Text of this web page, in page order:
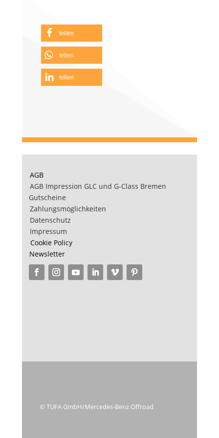
teilen
teilen
teilen
AGB
AGB Impression GLC und G-Class Bremen
Gutscheine
Zahlungsmöglichkeiten
Datenschutz
Impressum
Cookie Policy
Newsletter
© TUFA GmbH/Mercedes-Benz Offroad